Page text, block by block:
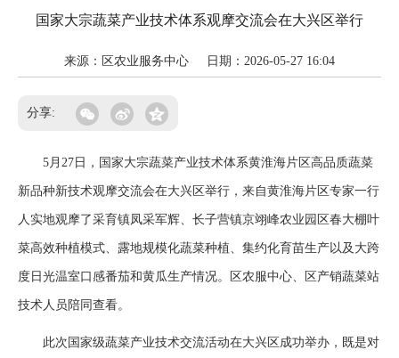
国家大宗蔬菜产业技术体系观摩交流会在大兴区举行
来源：区农业服务中心 日期：2026-05-27 16:04
分享:
5月27日，国家大宗蔬菜产业技术体系黄淮海片区高品质蔬菜
新品种新技术观摩交流会在大兴区举行，来自黄淮海片区专家一行
人实地观摩了采育镇凤采军辉、长子营镇京翊峰农业园区春大棚叶
菜高效种植模式、露地规模化蔬菜种植、集约化育苗生产以及大跨
度日光温室口感番茄和黄瓜生产情况。区农服中心、区产销蔬菜站
技术人员陪同查看。
此次国家级蔬菜产业技术交流活动在大兴区成功举办，既是对